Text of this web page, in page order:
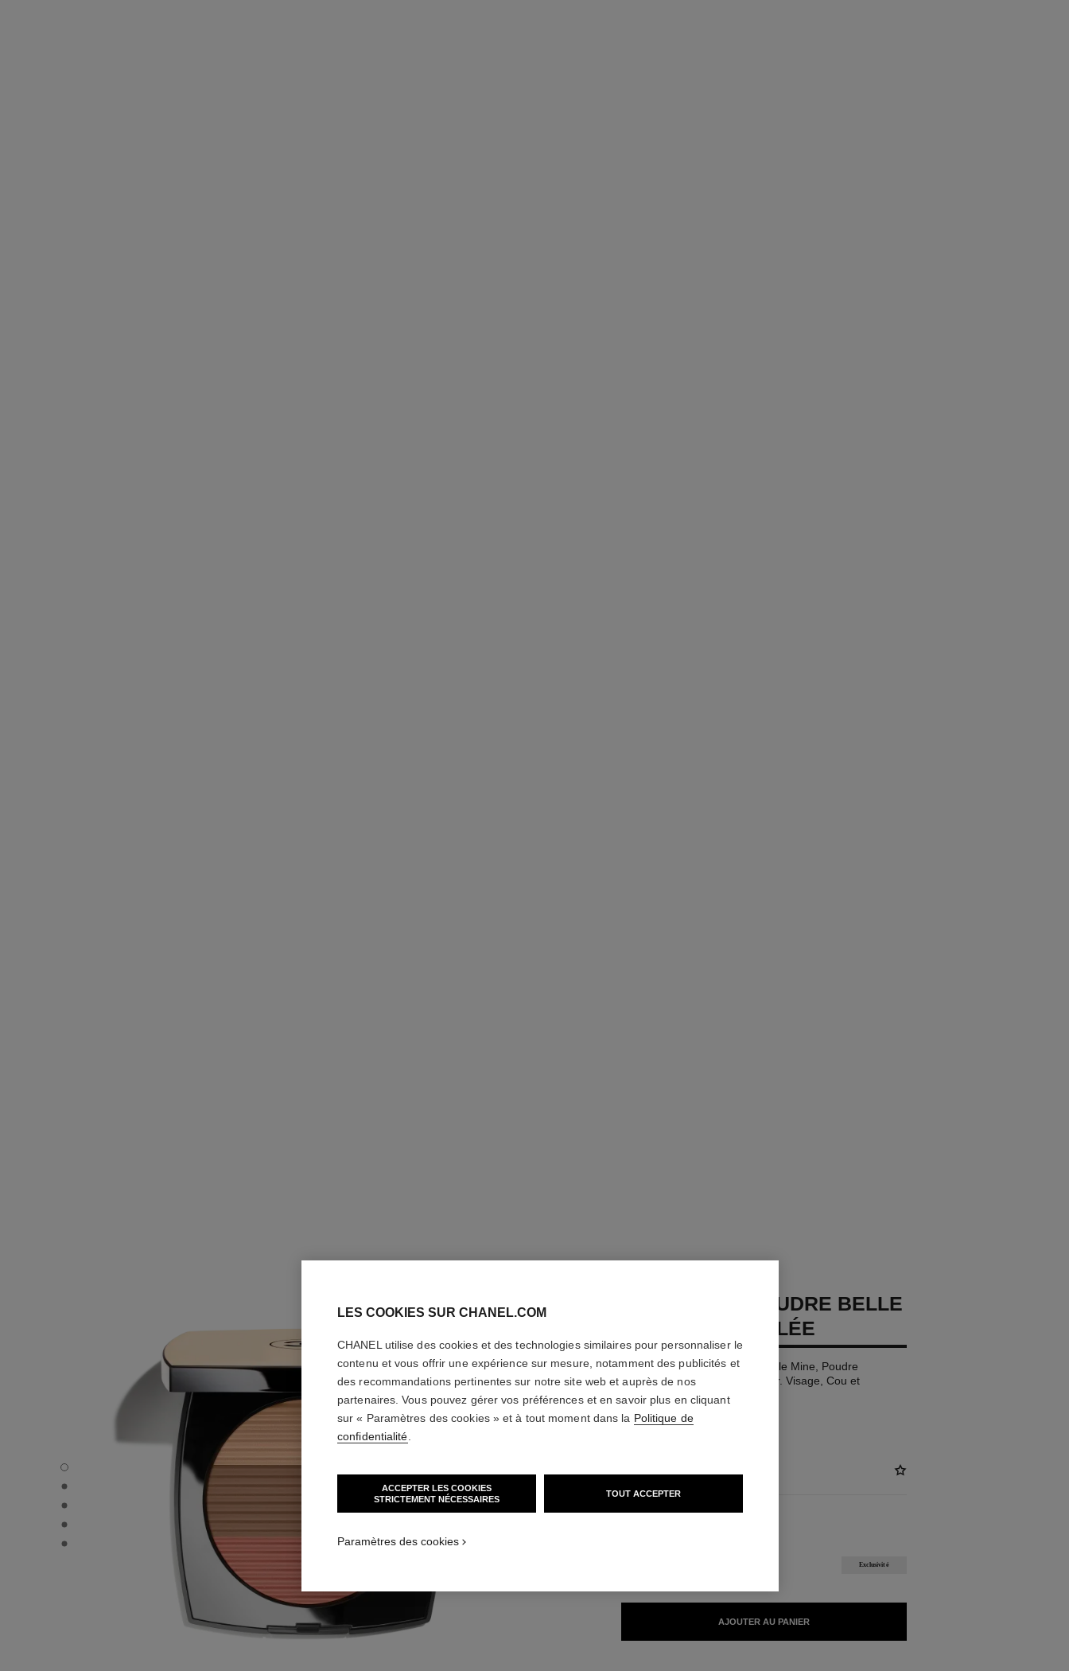
LES BEIGES POUDRE BELLE MINE ENSOLEILLÉE - Vue par défaut
LES BEIGES POUDRE BELLE MINE ENSOLEILLÉE - Vue alternative 1
LES BEIGES POUDRE BELLE MINE ENSOLEILLÉE - Vue basique texture
LES BEIGES POUDRE BELLE MINE ENSOLEILLÉE - product.packShot.APPLICATION_VISUAL_1
LES BEIGES POUDRE BELLE MINE ENSOLEILLÉE - product.packShot.APPLICATION_VISUAL_2
LES BEIGES POUDRE BELLE
MINE ENSOLEILLÉE
Harmonie de Trois Poudres Belle Mine, Poudre
Bronzante, Blush et Enlumineur. Visage, Cou et
Décolleté. Maxi Format
En savoir plus
Exclusivité
AJOUTER AU PANIER
LES COOKIES SUR CHANEL.COM
CHANEL utilise des cookies et des technologies similaires pour personnaliser le
contenu et vous offrir une expérience sur mesure, notamment des publicités et
des recommandations pertinentes sur notre site web et auprès de nos
partenaires. Vous pouvez gérer vos préférences et en savoir plus en cliquant
sur « Paramètres des cookies » et à tout moment dans la Politique de
confidentialité
ACCEPTER LES COOKIES
STRICTEMENT NÉCESSAIRES
TOUT ACCEPTER
Paramètres des cookies